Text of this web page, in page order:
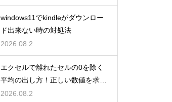
windows11でkindleがダウンロー
ド出来ない時の対処法
2026.08.2
エクセルで離れたセルの0を除く
平均の出し方！正しい数値を求め
る！
2026.08.2